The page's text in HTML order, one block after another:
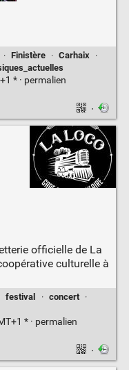
· Finistère · Carhaix
·
* · permalien
·
officielle de La
culturelle à
festival · concert
·
* · permalien
·